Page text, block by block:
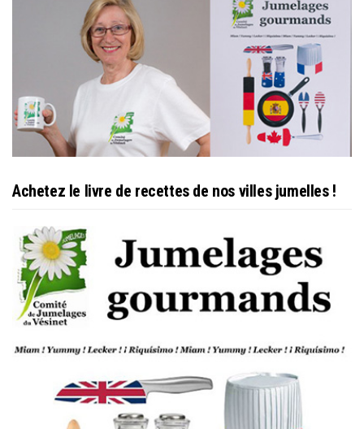
Achetez le livre de recettes de nos villes jumelles !